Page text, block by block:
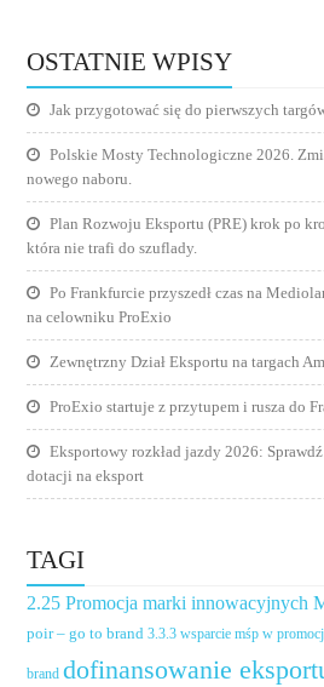
OSTATNIE WPISY
Jak przygotować się do pierwszych
Polskie Mosty Technologiczne 2026.
nowego naboru.
Plan Rozwoju Eksportu (PRE) krok po
która nie trafi do szuflady.
Po Frankfurcie przyszedł czas na
na celowniku ProExio
Zewnętrzny Dział Eksportu na targach
ProExio startuje z przytupem i rusza do
Eksportowy rozkład jazdy 2026:
dotacji na eksport
TAGI
2.25 Promocja marki innowacyjnych
poir – go to brand 3.3.3 wsparcie mśp w
brand dofinansowanie